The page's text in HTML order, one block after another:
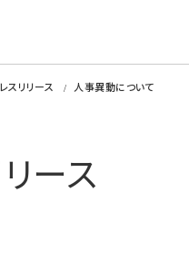
スリリース 人事異動について
ース